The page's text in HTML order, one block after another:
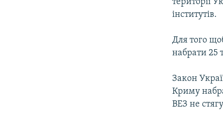
інститутів.
Для того
набрати 25
Закон
Криму
ВЕЗ не